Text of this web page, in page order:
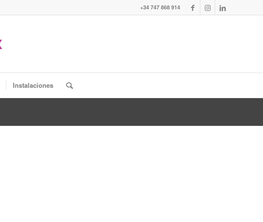
+34 747 868 914
Instalaciones